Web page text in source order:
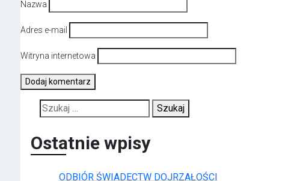
Nazwa
Adres e-mail
Witryna internetowa
Szukaj:
Ostatnie wpisy
ODBIÓR ŚWIADECTW DOJRZAŁOŚCI